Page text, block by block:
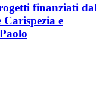
finanziati dal
e